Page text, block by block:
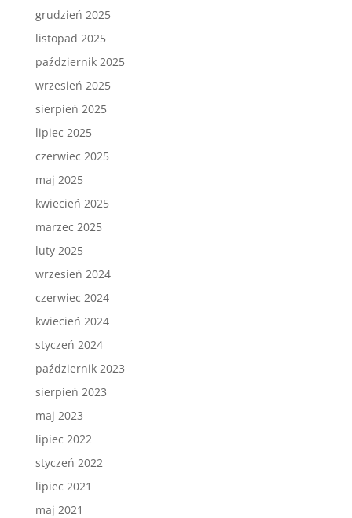
grudzień 2025
listopad 2025
październik 2025
wrzesień 2025
sierpień 2025
lipiec 2025
czerwiec 2025
maj 2025
kwiecień 2025
marzec 2025
luty 2025
wrzesień 2024
czerwiec 2024
kwiecień 2024
styczeń 2024
październik 2023
sierpień 2023
maj 2023
lipiec 2022
styczeń 2022
lipiec 2021
maj 2021